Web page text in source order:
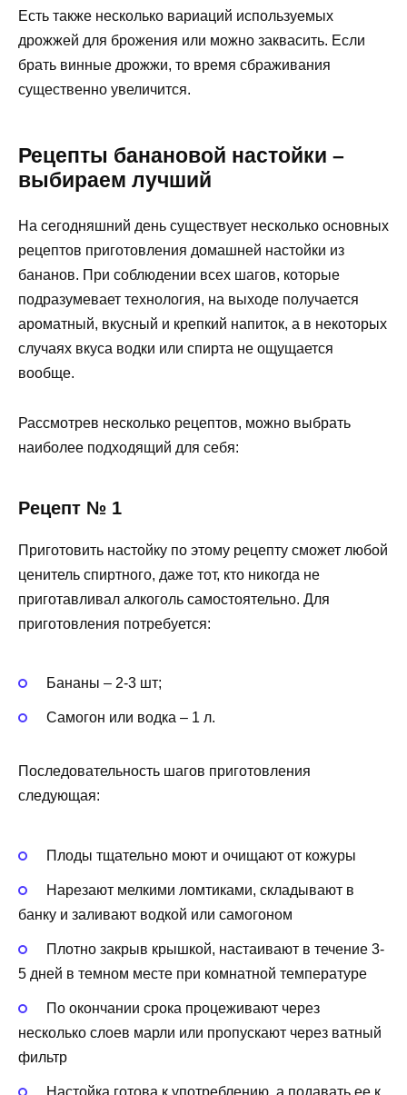
Есть также несколько вариаций используемых
дрожжей для брожения или можно заквасить. Если
брать винные дрожжи, то время сбраживания
существенно увеличится.
Рецепты банановой настойки –
выбираем лучший
На сегодняшний день существует несколько основных
рецептов приготовления домашней настойки из
бананов. При соблюдении всех шагов, которые
подразумевает технология, на выходе получается
ароматный, вкусный и крепкий напиток, а в некоторых
случаях вкуса водки или спирта не ощущается
вообще.
Рассмотрев несколько рецептов, можно выбрать
наиболее подходящий для себя:
Рецепт № 1
Приготовить настойку по этому рецепту сможет любой
ценитель спиртного, даже тот, кто никогда не
приготавливал алкоголь самостоятельно. Для
приготовления потребуется:
Бананы – 2-3 шт;
Самогон или водка – 1 л.
Последовательность шагов приготовления
следующая:
Плоды тщательно моют и очищают от кожуры
Нарезают мелкими ломтиками, складывают в
банку и заливают водкой или самогоном
Плотно закрыв крышкой, настаивают в течение 3-
5 дней в темном месте при комнатной температуре
По окончании срока процеживают через
несколько слоев марли или пропускают через ватный
фильтр